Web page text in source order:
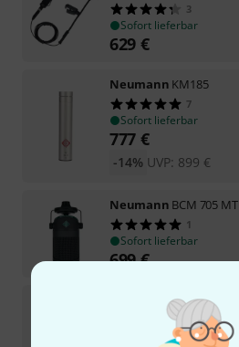
3
Sofort lieferbar
629 €
Neumann KM185
7
Sofort lieferbar
777 €
UVP: 899 €
-14%
Neumann BCM 705 MT
1
Sofort lieferbar
699€
NeumannUSM 69I mt
Auf Anfrage